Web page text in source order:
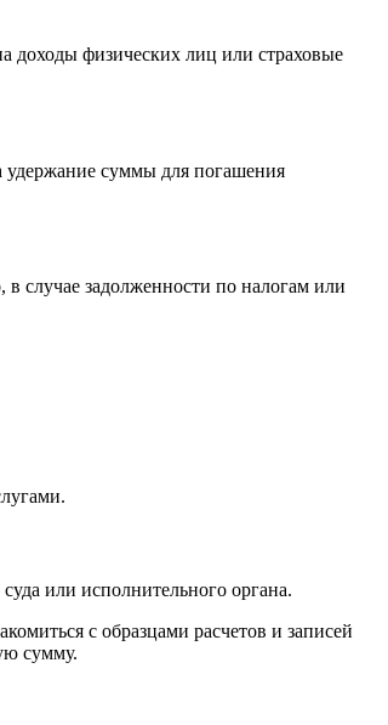
доходы физических лиц или страховые
удержание суммы для погашения
случае задолженности по налогам или
или исполнительного органа.
с образцами расчетов и записей
сумму.